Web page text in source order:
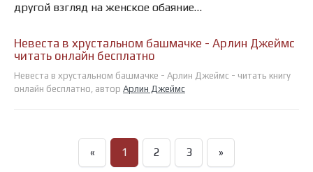
другой взгляд на женское обаяние…
Невеста в хрустальном башмачке - Арлин Джеймс
читать онлайн бесплатно
Невеста в хрустальном башмачке - Арлин Джеймс - читать книгу
онлайн бесплатно, автор Арлин Джеймс
« 1 2 3 »